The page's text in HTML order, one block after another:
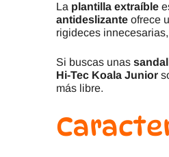
La plantilla extraíble
antideslizante ofrece
rigideces
Si buscas unas
Hi-Tec Koala Junior
más libre.